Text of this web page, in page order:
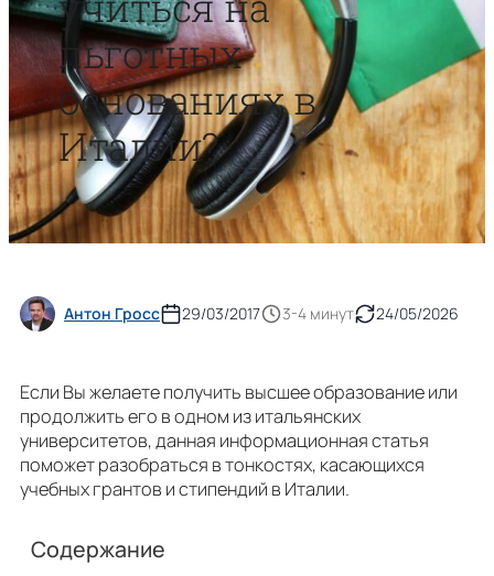
льготных
основаниях в
Италии?
Антон Гросс 29/03/2017 3-4 минут 24/05/2026
Если Вы желаете получить высшее образование или
продолжить его в одном из итальянских
университетов, данная информационная статья
поможет разобраться в тонкостях, касающихся
учебных грантов и стипендий в Италии.
Содержание